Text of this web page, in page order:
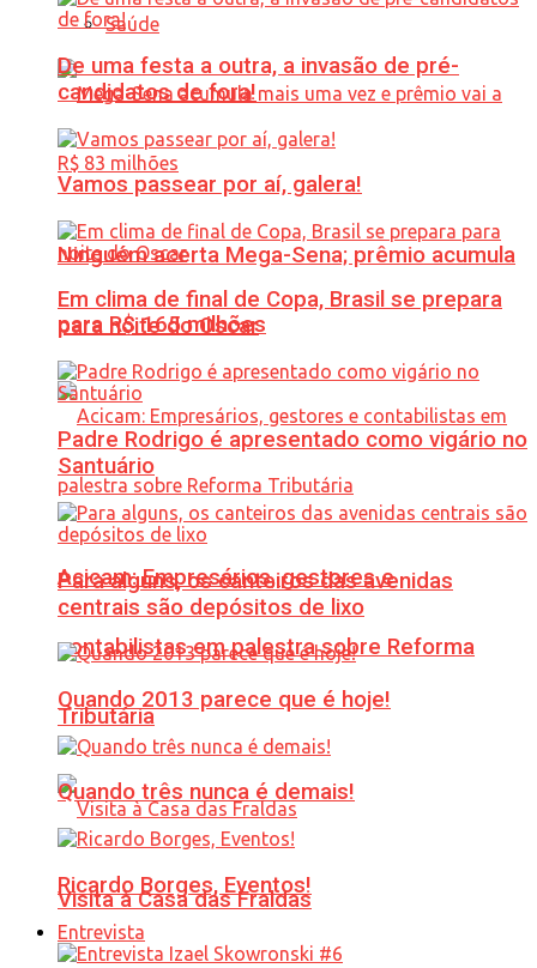
Saúde
Ninguém acerta Mega-Sena; prêmio acumula
para R$ 165 milhões
Acicam: Empresários, gestores e
contabilistas em palestra sobre Reforma
Tributária
Visita à Casa das Fraldas
De uma festa a outra, a invasão de pré-
candidatos de fora!
Vamos passear por aí, galera!
Em clima de final de Copa, Brasil se prepara
para noite do Oscar
Padre Rodrigo é apresentado como vigário no
Santuário
Para alguns, os canteiros das avenidas
centrais são depósitos de lixo
Quando 2013 parece que é hoje!
Quando três nunca é demais!
Ricardo Borges, Eventos!
Entrevista